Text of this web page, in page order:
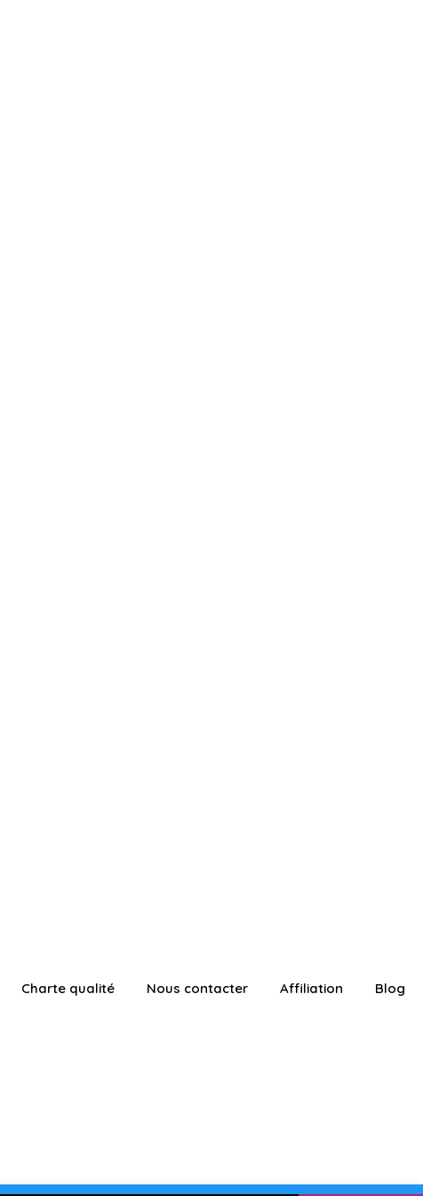
Charte qualité Nous contacter Affiliation Blog